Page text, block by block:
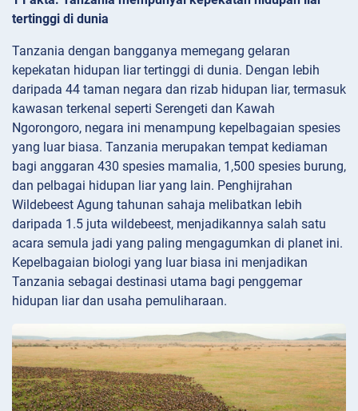
tertinggi di dunia
Tanzania dengan bangganya memegang gelaran
kepekatan hidupan liar tertinggi di dunia. Dengan lebih
daripada 44 taman negara dan rizab hidupan liar, termasuk
kawasan terkenal seperti Serengeti dan Kawah
Ngorongoro, negara ini menampung kepelbagaian spesies
yang luar biasa. Tanzania merupakan tempat kediaman
bagi anggaran 430 spesies mamalia, 1,500 spesies burung,
dan pelbagai hidupan liar yang lain. Penghijrahan
Wildebeest Agung tahunan sahaja melibatkan lebih
daripada 1.5 juta wildebeest, menjadikannya salah satu
acara semula jadi yang paling mengagumkan di planet ini.
Kepelbagaian biologi yang luar biasa ini menjadikan
Tanzania sebagai destinasi utama bagi penggemar
hidupan liar dan usaha pemuliharaan.